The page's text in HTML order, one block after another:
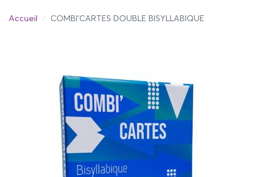
Accueil COMBI'CARTES DOUBLE BISYLLABIQUE